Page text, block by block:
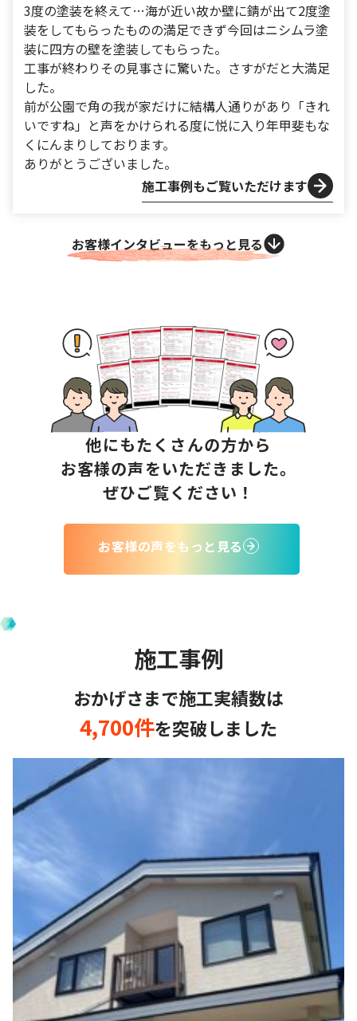
3度の塗装を終えて…海が近い故か壁に錆が出て2度塗
装をしてもらったものの満足できず今回はニシムラ塗
装に四方の壁を塗装してもらった。
工事が終わりその見事さに驚いた。さすがだと大満足
した。
前が公園で角の我が家だけに結構人通りがあり「きれ
いですね」と声をかけられる度に悦に入り年甲斐もな
くにんまりしております。
ありがとうございました。
施工事例もご覧いただけます
外壁張替・屋根塗装
北海道苫小牧市C様邸
広告と丁寧な説明に説得力があり依頼させていただき
ました。
細かな確認、要望にも嫌な顔せず迅速な対応していた
だき思った通りのステキな仕上がりで大満足しており
お知り合いからの評判を受け依頼させて頂きました。
工事するにあたり近隣の方への挨拶から始まり一生懸
外壁塗装
北海道苫小牧市H様邸
営業の方と初めてお話してみて、とても信頼がおけた
お客様インタビューをもっと見る
他にもたくさんの方から
お客様の声をいただきました。
ぜひご覧ください！
お客様の声をもっと見る
施工事例
おかげさまで施工実績数は
4,700件を突破しました